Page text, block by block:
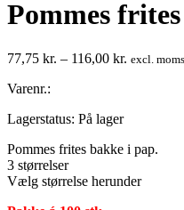
Pommes
77,75 kr. – 116,00 kr. excl. moms
Varenr.:
Lagerstatus: På lager
Pommes frites bakke i pap.
3 størrelser
Vælg størrelse herunder